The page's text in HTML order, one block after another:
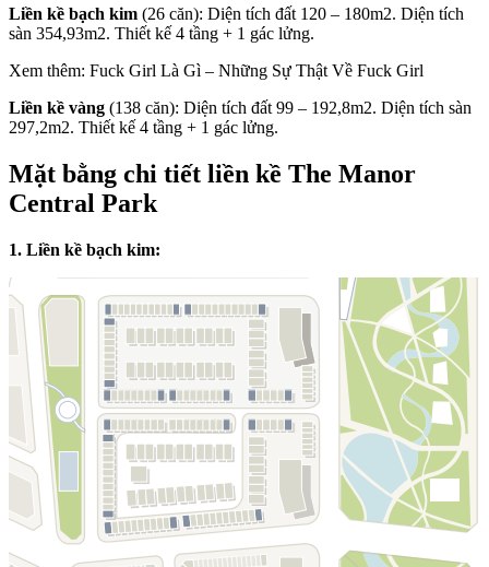
Liền kề bạch kim (26 căn): Diện tích đất 120 – 180m2. Diện tích
sàn 354,93m2. Thiết kế 4 tầng + 1 gác lửng.
Xem thêm: Fuck Girl Là Gì – Những Sự Thật Về Fuck Girl
Liền kề vàng (138 căn): Diện tích đất 99 – 192,8m2. Diện tích sàn
297,2m2. Thiết kế 4 tầng + 1 gác lửng.
Mặt bằng chi tiết liền kề The Manor
Central Park
1. Liền kề bạch kim: